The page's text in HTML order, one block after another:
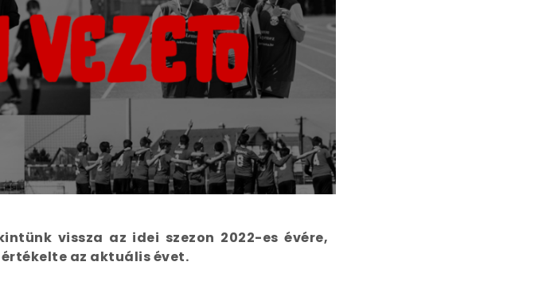
vissza az idei szezon 2022-es évére,
az aktuális évet.